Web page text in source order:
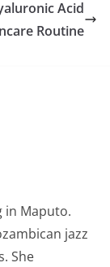
Acid
Routine
in Maputo.
jazz
She